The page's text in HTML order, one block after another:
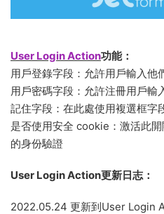
User Login Action功能：
用戶登錄字段：允許用戶輸入他
用戶密碼字段：允許注冊用戶輸
記住字段：在此處使用複選框字
是否使用安全 cookie：激活此
的身份驗證
User Login Action更新日志：
2022.05.24 更新到User Login